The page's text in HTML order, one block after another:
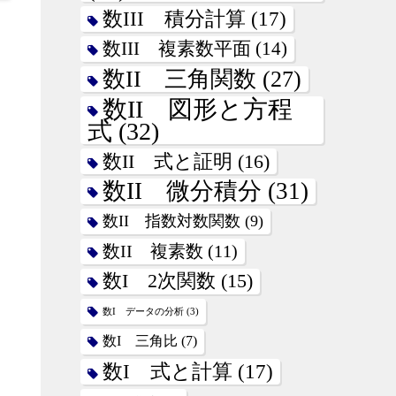
数III 積分計算 (17)
数III 複素数平面 (14)
数II 三角関数 (27)
数II 図形と方程
式 (32)
数II 式と証明 (16)
数II 微分積分 (31)
数II 指数対数関数 (9)
数II 複素数 (11)
数I 2次関数 (15)
数I データの分析 (3)
数I 三角比 (7)
数I 式と計算 (17)